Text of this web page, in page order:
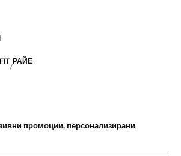
РАЙЕ
промоции, персонализирани